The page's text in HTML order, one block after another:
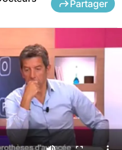
Partager